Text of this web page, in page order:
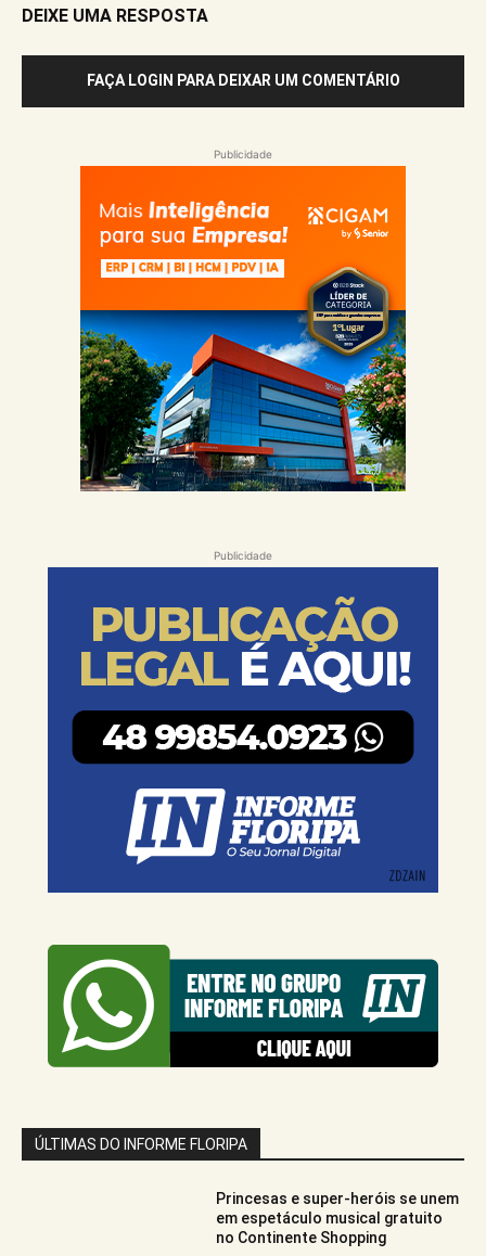
DEIXE UMA RESPOSTA
FAÇA LOGIN PARA DEIXAR UM COMENTÁRIO
Publicidade
Publicidade
ÚLTIMAS DO INFORME FLORIPA
Princesas e super-heróis se unem
em espetáculo musical gratuito
no Continente Shopping